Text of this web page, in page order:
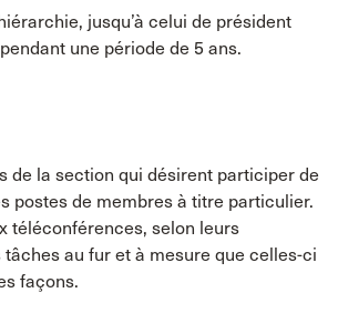
jusqu’à celui de président
une période de 5 ans.
de la section qui désirent participer de
postes de membres à titre particulier.
téléconférences, selon leurs
au fur et à mesure que celles-ci
façons.